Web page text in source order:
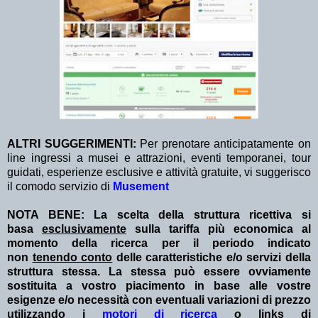
ALTRI SUGGERIMENTI: Per prenotare anticipatamente on
line ingressi a musei e attrazioni, eventi temporanei, tour
guidati, esperienze esclusive e attività gratuite, vi suggerisco
il comodo servizio di Musement
NOTA BENE: La scelta della struttura ricettiva si
basa esclusivamente sulla tariffa più economica al
momento della ricerca per il periodo indicato
non tenendo conto delle caratteristiche e/o servizi della
struttura stessa. La stessa può essere ovviamente
sostituita a vostro piacimento in base alle vostre
esigenze e/o necessità con eventuali variazioni di prezzo
utilizzando i motori di ricerca o links di